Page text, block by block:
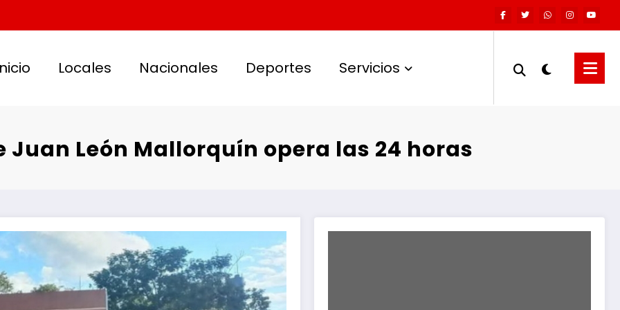
Locales Nacionales Deportes Servicios
León Mallorquín opera las 24 horas